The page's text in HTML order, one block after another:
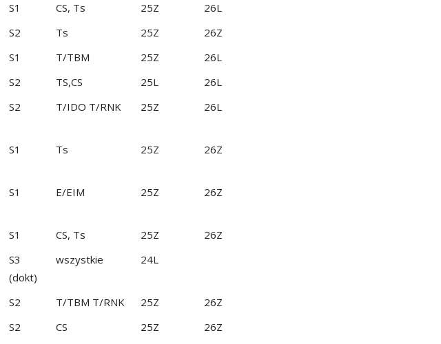
S1 CS, Ts 25Z
26L
S2 Ts 25Z
26Z
S1 T/TBM 25Z
26L
S2 TS,CS 25L
26L
S2 T/IDO T/RNK 25Z 26L
S1 Ts 25Z 26Z
S1 E/EIM 25Z 26Z
S1 CS, Ts 25Z
26Z
S3
(dokt)
wszystkie 24L
S2 T/TBM T/RNK 25Z
26Z
S2 CS 25Z
26Z